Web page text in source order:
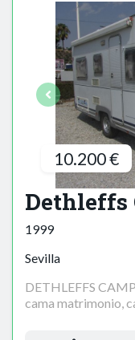
10.200 €
Dethleffs
1999
Sevilla
DETHLEFFS
cama matrimonio,